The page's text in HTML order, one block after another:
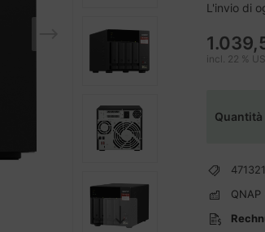
L'invio di
incl. 22 %
Quantità
QNAP